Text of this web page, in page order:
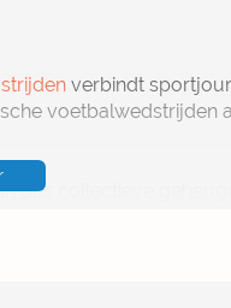
verbindt
voetbalwedstrijden
ons collectieve